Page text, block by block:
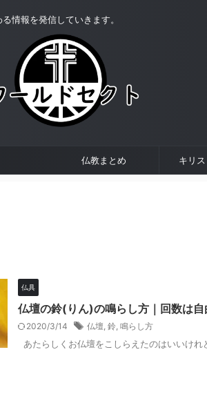
情報を発信していきます。
仏教まとめ キリ
仏具
仏壇の鈴(りん)の鳴らし方｜回数は自
2020/3/14 仏壇, 鈴, 鳴らし方
あたらしくお仏壇をこしらえたのはいいけ